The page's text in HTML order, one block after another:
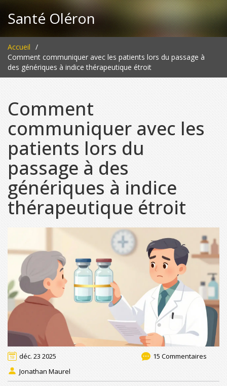
Santé Oléron
Accueil
Comment communiquer avec les patients lors du passage à
des génériques à indice thérapeutique étroit
Comment
communiquer avec les
patients lors du
passage à des
génériques à indice
thérapeutique étroit
déc. 23 2025
15 Commentaires
Jonathan Maurel